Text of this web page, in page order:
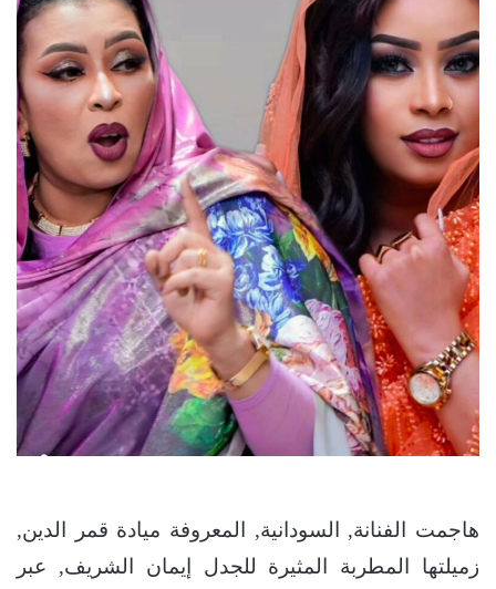
هاجمت الفنانة, السودانية, المعروفة ميادة قمر الدين,
زميلتها المطربة المثيرة للجدل إيمان الشريف, عبر